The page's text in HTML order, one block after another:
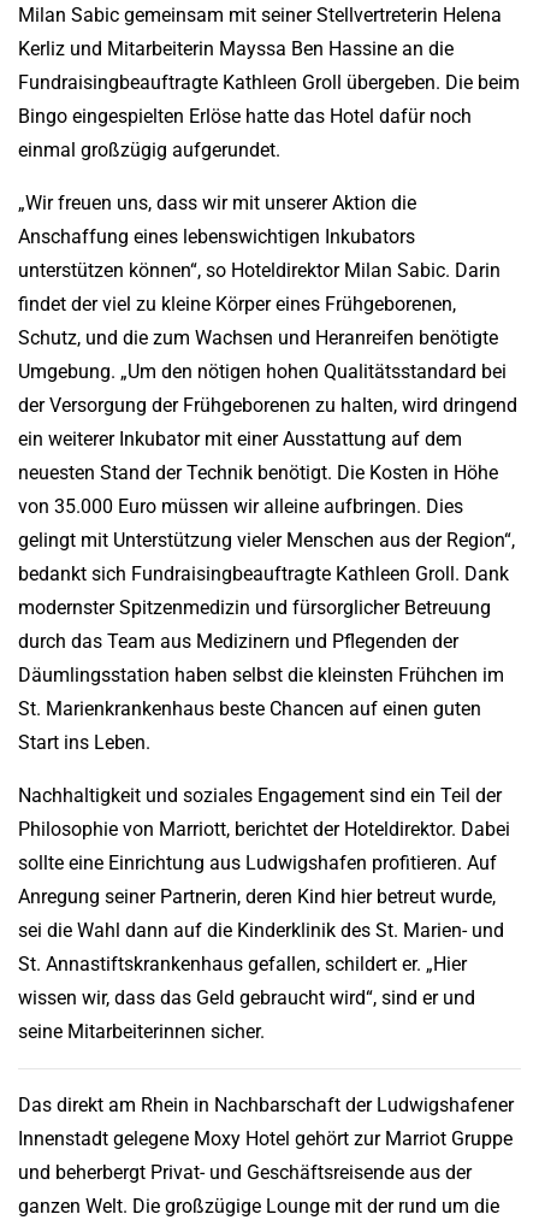
Milan Sabic gemeinsam mit seiner Stellvertreterin Helena
Kerliz und Mitarbeiterin Mayssa Ben Hassine an die
Fundraisingbeauftragte Kathleen Groll übergeben. Die beim
Bingo eingespielten Erlöse hatte das Hotel dafür noch
einmal großzügig aufgerundet.
„Wir freuen uns, dass wir mit unserer Aktion die
Anschaffung eines lebenswichtigen Inkubators
unterstützen können“, so Hoteldirektor Milan Sabic. Darin
findet der viel zu kleine Körper eines Frühgeborenen,
Schutz, und die zum Wachsen und Heranreifen benötigte
Umgebung. „Um den nötigen hohen Qualitätsstandard bei
der Versorgung der Frühgeborenen zu halten, wird dringend
ein weiterer Inkubator mit einer Ausstattung auf dem
neuesten Stand der Technik benötigt. Die Kosten in Höhe
von 35.000 Euro müssen wir alleine aufbringen. Dies
gelingt mit Unterstützung vieler Menschen aus der Region“,
bedankt sich Fundraisingbeauftragte Kathleen Groll. Dank
modernster Spitzenmedizin und fürsorglicher Betreuung
durch das Team aus Medizinern und Pflegenden der
Däumlingsstation haben selbst die kleinsten Frühchen im
St. Marienkrankenhaus beste Chancen auf einen guten
Start ins Leben.
Nachhaltigkeit und soziales Engagement sind ein Teil der
Philosophie von Marriott, berichtet der Hoteldirektor. Dabei
sollte eine Einrichtung aus Ludwigshafen profitieren. Auf
Anregung seiner Partnerin, deren Kind hier betreut wurde,
sei die Wahl dann auf die Kinderklinik des St. Marien- und
St. Annastiftskrankenhaus gefallen, schildert er. „Hier
wissen wir, dass das Geld gebraucht wird“, sind er und
seine Mitarbeiterinnen sicher.
Das direkt am Rhein in Nachbarschaft der Ludwigshafener
Innenstadt gelegene Moxy Hotel gehört zur Marriot Gruppe
und beherbergt Privat- und Geschäftsreisende aus der
ganzen Welt. Die großzügige Lounge mit der rund um die